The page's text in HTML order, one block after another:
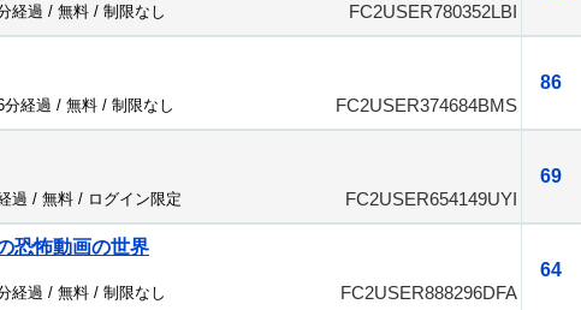
経過 / 無料 / 制限なし FC2USER780352LBI
86
分経過 / 無料 / 制限なし FC2USER374684BMS
69
過 / 無料 / ログイン限定 FC2USER654149UYI
恐怖動画の世界
64
経過 / 無料 / 制限なし FC2USER888296DFA